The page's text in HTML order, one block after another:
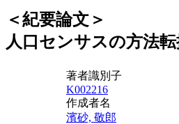
＜紀要論文＞
人口センサスの方法
著者識別子
K002216
作成者名
濱砂, 敬郎